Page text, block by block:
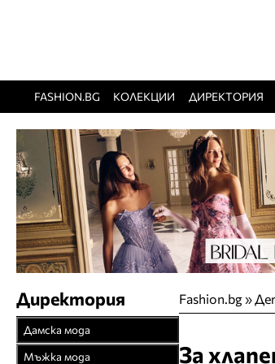
FASHION.BG КОЛЕКЦИИ ДИРЕКТОРИЯ
Fashion.bg»
За
Директория
Дамска мода
Връхни облекла
Мъжка мода